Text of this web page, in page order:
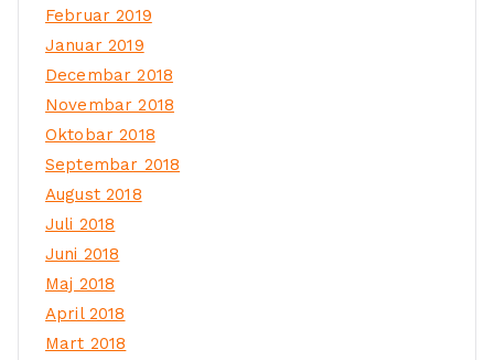
Februar 2019
Januar 2019
Decembar 2018
Novembar 2018
Oktobar 2018
Septembar 2018
August 2018
Juli 2018
Juni 2018
Maj 2018
April 2018
Mart 2018